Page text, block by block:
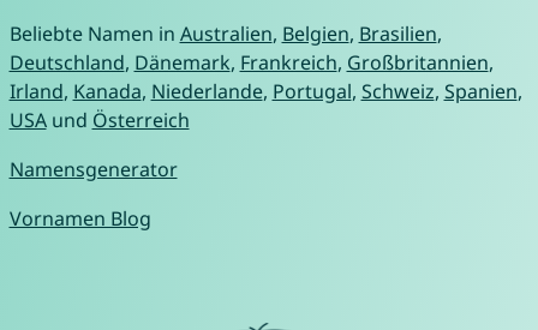
Beliebte Namen in Australien, Belgien, Brasilien,
Deutschland, Dänemark, Frankreich, Großbritannien,
Irland, Kanada, Niederlande, Portugal, Schweiz, Spanien,
USAund Österreich
Namensgenerator
Vornamen Blog